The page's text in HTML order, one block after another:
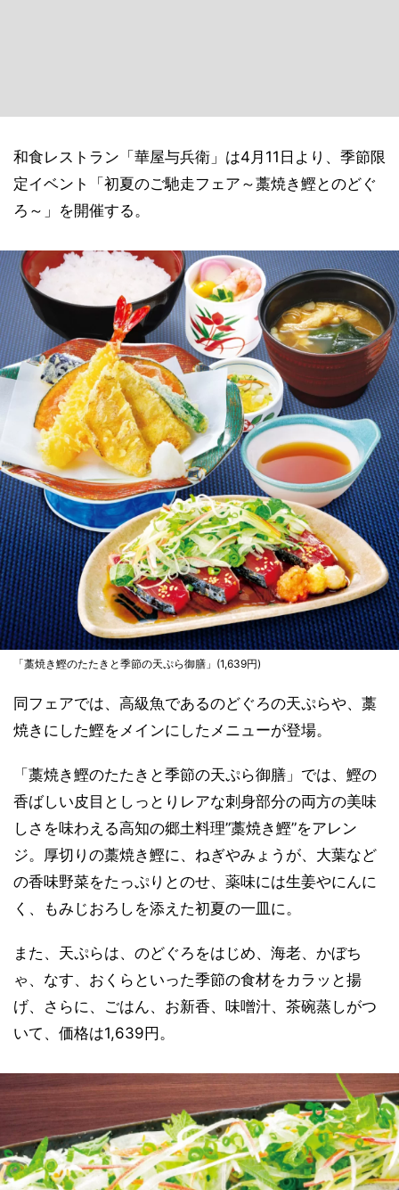
和食レストラン「華屋与兵衛」は4月11日より、季節限
定イベント「初夏のご馳走フェア～藁焼き鰹とのどぐ
ろ～」を開催する。
「藁焼き鰹のたたきと季節の天ぷら御膳」(1,639円)
同フェアでは、高級魚であるのどぐろの天ぷらや、藁
焼きにした鰹をメインにしたメニューが登場。
「藁焼き鰹のたたきと季節の天ぷら御膳」では、鰹の
香ばしい皮目としっとりレアな刺身部分の両方の美味
しさを味わえる高知の郷土料理”藁焼き鰹”をアレン
ジ。厚切りの藁焼き鰹に、ねぎやみょうが、大葉など
の香味野菜をたっぷりとのせ、薬味には生姜やにんに
く、もみじおろしを添えた初夏の一皿に。
また、天ぷらは、のどぐろをはじめ、海老、かぼち
ゃ、なす、おくらといった季節の食材をカラッと揚
げ、さらに、ごはん、お新香、味噌汁、茶碗蒸しがつ
いて、価格は1,639円。